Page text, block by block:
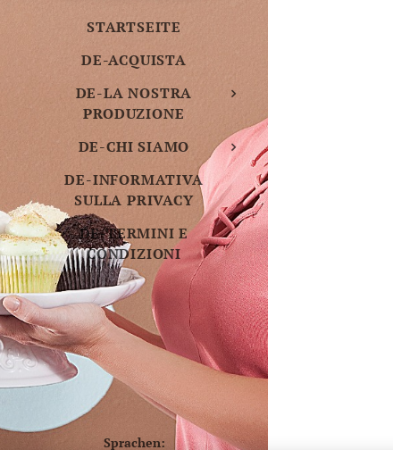
STARTSEITE
DE-ACQUISTA
DE-LA NOSTRA
PRODUZIONE
DE-CHI SIAMO
DE-INFORMATIVA
SULLA PRIVACY
DE-TERMINI E
CONDIZIONI
Sprachen